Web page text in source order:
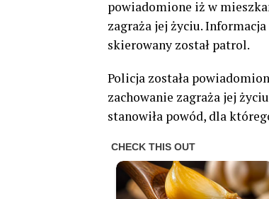
powiadomione iż w
zagraża jej życiu.
skierowany został patrol.
Policja została
zachowanie zagraża jej
stanowiła powód, dla